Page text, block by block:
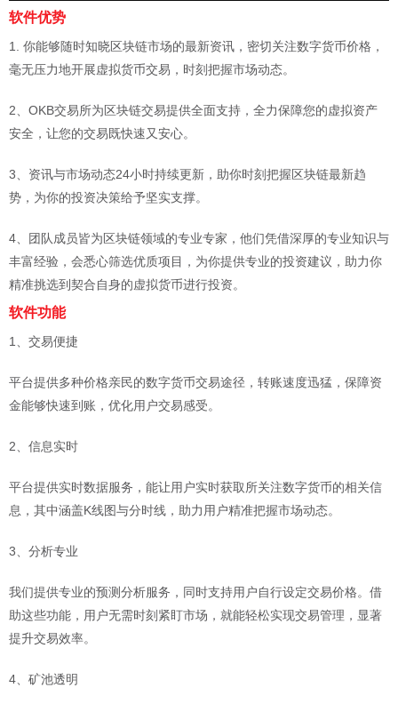
软件优势
1. 你能够随时知晓区块链市场的最新资讯，密切关注数字货币价格，
毫无压力地开展虚拟货币交易，时刻把握市场动态。
2、OKB交易所为区块链交易提供全面支持，全力保障您的虚拟资产
安全，让您的交易既快速又安心。
3、资讯与市场动态24小时持续更新，助你时刻把握区块链最新趋
势，为你的投资决策给予坚实支撑。
4、团队成员皆为区块链领域的专业专家，他们凭借深厚的专业知识与
丰富经验，会悉心筛选优质项目，为你提供专业的投资建议，助力你
精准挑选到契合自身的虚拟货币进行投资。
软件功能
1、交易便捷
平台提供多种价格亲民的数字货币交易途径，转账速度迅猛，保障资
金能够快速到账，优化用户交易感受。
2、信息实时
平台提供实时数据服务，能让用户实时获取所关注数字货币的相关信
息，其中涵盖K线图与分时线，助力用户精准把握市场动态。
3、分析专业
我们提供专业的预测分析服务，同时支持用户自行设定交易价格。借
助这些功能，用户无需时刻紧盯市场，就能轻松实现交易管理，显著
提升交易效率。
4、矿池透明